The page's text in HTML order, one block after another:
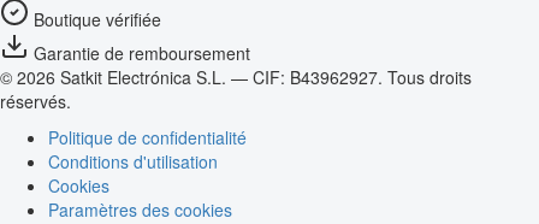
Boutique vérifiée
Garantie de remboursement
© 2026 Satkit Electrónica S.L. — CIF: B43962927. Tous droits
réservés.
Politique de confidentialité
Conditions d'utilisation
Cookies
Paramètres des cookies